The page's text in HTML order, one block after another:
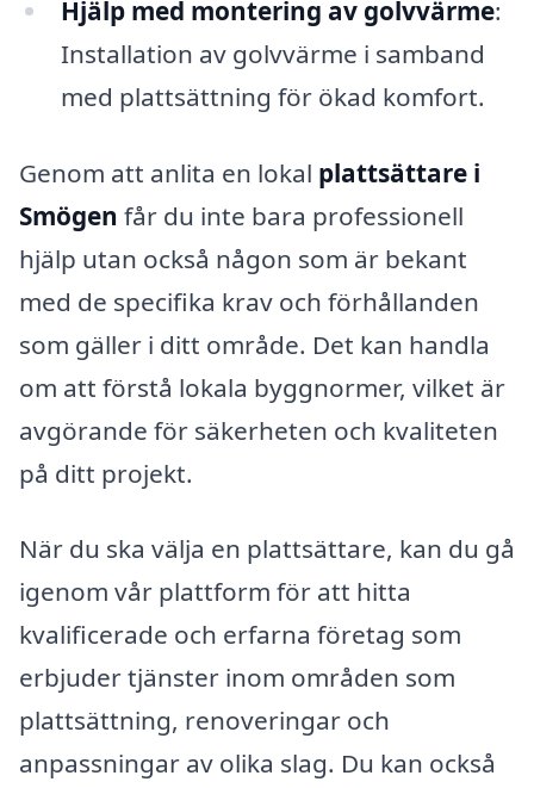
Hjälp med montering av golvvärme:
Installation av golvvärme i samband
med plattsättning för ökad komfort.
Genom att anlita en lokal plattsättare i
Smögen får du inte bara professionell
hjälp utan också någon som är bekant
med de specifika krav och förhållanden
som gäller i ditt område. Det kan handla
om att förstå lokala byggnormer, vilket är
avgörande för säkerheten och kvaliteten
på ditt projekt.
När du ska välja en plattsättare, kan du gå
igenom vår plattform för att hitta
kvalificerade och erfarna företag som
erbjuder tjänster inom områden som
plattsättning, renoveringar och
anpassningar av olika slag. Du kan också